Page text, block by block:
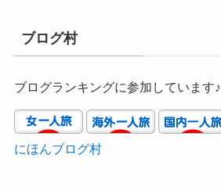
ブログ村
ブログランキングに参加しています♪
にほんブログ村